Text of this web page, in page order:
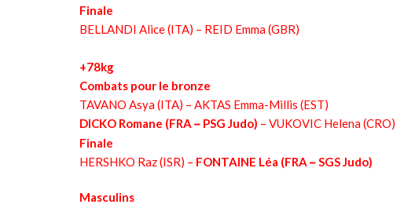
Finale
BELLANDI Alice (ITA) – REID Emma (GBR)
+78kg
Combats pour le bronze
TAVANO Asya (ITA) – AKTAS Emma-Millis (EST)
DICKO Romane (FRA –PSG Judo) – VUKOVIC Helena (CRO)
Finale
HERSHKO Raz (ISR) – FONTAINE Léa (FRA –SGS Judo)
Masculins